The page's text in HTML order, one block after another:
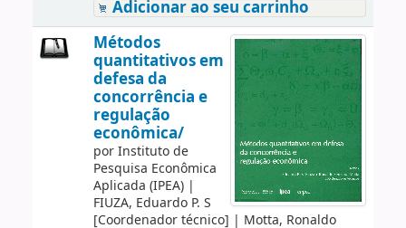
Adicionar ao seu carrinho
Métodos
quantitativos em
defesa da
concorrência e
regulação
econômica/
porInstituto de
Pesquisa Econômica
Aplicada (IPEA)|
FIUZA, Eduardo P. S
[Coordenador técnico] | Motta, Ronaldo